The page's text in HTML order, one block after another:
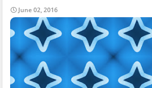
June 02, 2016